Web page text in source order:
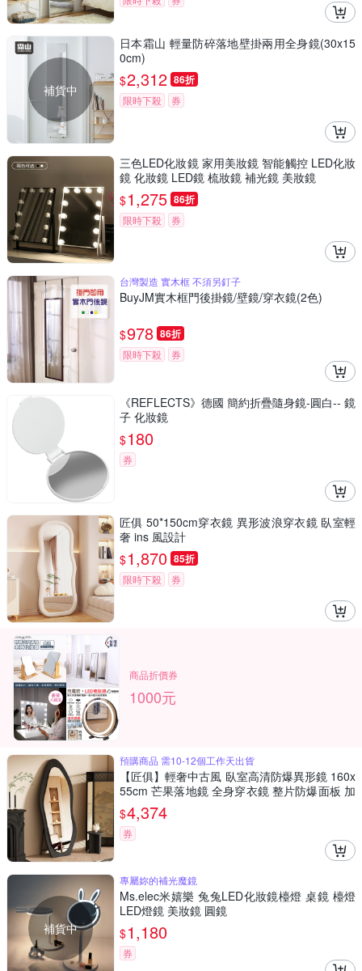
補貨中
日本霜山 輕量防碎落地壁掛兩用全身鏡(30x15
0cm)
$2,312 86折
限時下殺 券
三色LED化妝鏡 家用美妝鏡 智能觸控 LED化妝
鏡 化妝鏡 LED鏡 梳妝鏡 補光鏡 美妝鏡
$1,275 86折
限時下殺 券
台灣製造 實木框 不須另釘子
BuyJM實木框門後掛鏡/壁鏡/穿衣鏡(2色)
$978 86折
限時下殺 券
《REFLECTS》德國 簡約折疊隨身鏡-圓白-- 鏡
子 化妝鏡
$180
券
匠俱 50*150cm穿衣鏡 異形波浪穿衣鏡 臥室輕
奢 ins 風設計
$1,870 85折
限時下殺 券
商品折價券
1000元
預購商品 需10-12個工作天出貨
【匠俱】輕奢中古風 臥室高清防爆異形鏡 160x
55cm 芒果落地鏡 全身穿衣鏡 整片防爆面板 加
厚底盤 穩固不搖晃
$4,374
券
補貨中
專屬妳的補光魔鏡
Ms.elec米嬉樂 兔兔LED化妝鏡檯燈 桌鏡 檯燈
LED燈鏡 美妝鏡 圓鏡
$1,180
券